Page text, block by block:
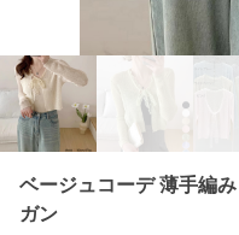
ベージュコーデ 薄手編
ガン